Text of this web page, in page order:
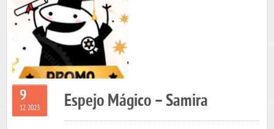
9
12 2023 Espejo Mágico – Samira